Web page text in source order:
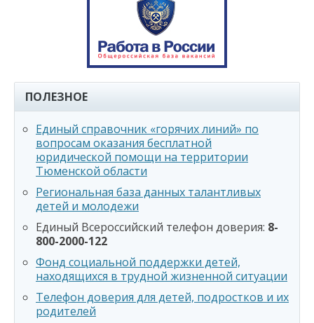
ПОЛЕЗНОЕ
Единый справочник «горячих линий» по
вопросам оказания бесплатной
юридической помощи на территории
Тюменской области
Региональная база данных талантливых
детей и молодежи
Единый Всероссийский телефон доверия: 8-
800-2000-122
Фонд социальной поддержки детей,
находящихся в трудной жизненной ситуации
Телефон доверия для детей, подростков и их
родителей